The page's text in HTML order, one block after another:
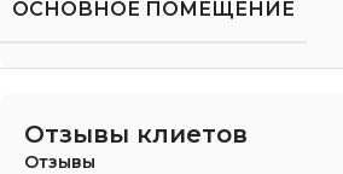
ОСНОВНОЕ ПОМЕЩЕНИЕ
Отзывы клиетов
Отзывы